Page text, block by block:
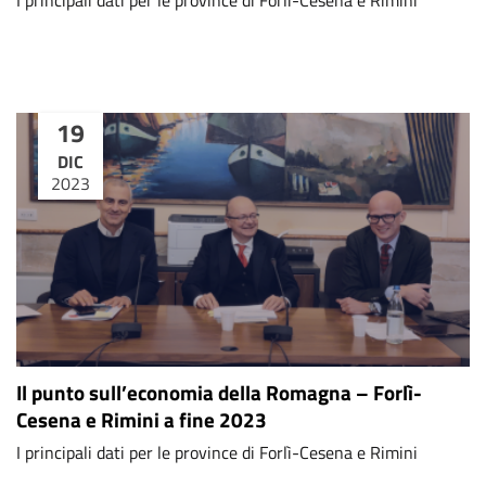
19
DIC
2023
Il punto sull’economia della Romagna – Forlì-
Cesena e Rimini a fine 2023
I principali dati per le province di Forlì-Cesena e Rimini